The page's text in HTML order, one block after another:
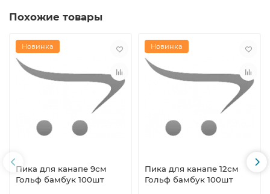
Похожие товары
Новинка
Пика для канапе 9см
Гольф бамбук 100шт
Новинка
Пика для канапе 12см
Гольф бамбук 100шт